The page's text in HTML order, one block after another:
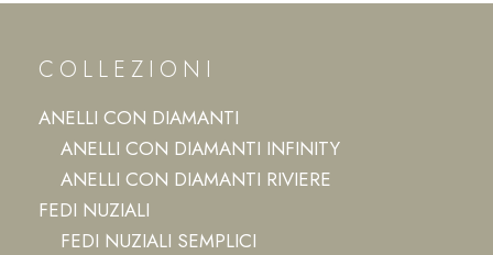
COLLEZIONI
ANELLI CON DIAMANTI
ANELLI CON DIAMANTI INFINITY
ANELLI CON DIAMANTI RIVIERE
FEDI NUZIALI
FEDI NUZIALI SEMPLICI